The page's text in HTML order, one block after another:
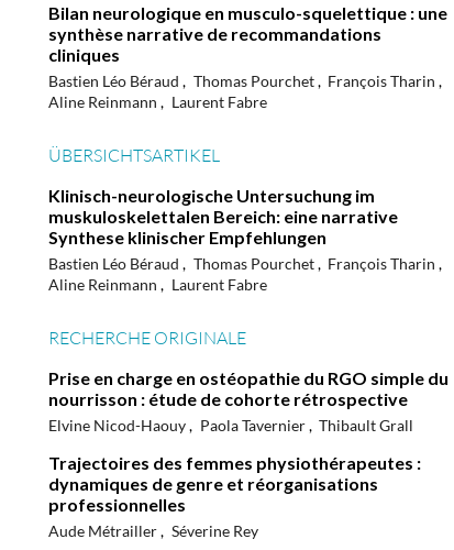
Bilan neurologique en musculo-squelettique : une
synthèse narrative de recommandations
cliniques
Bastien Léo Béraud Thomas Pourchet
François Tharin
Aline Reinmann
Laurent Fabre
ÜBERSICHTSARTIKEL
Klinisch-neurologische Untersuchung im
muskuloskelettalen Bereich: eine narrative
Synthese klinischer Empfehlungen
Bastien Léo Béraud Thomas Pourchet
François Tharin
Aline Reinmann
Laurent Fabre
RECHERCHE ORIGINALE
Prise en charge en ostéopathie du RGO simple du
nourrisson : étude de cohorte rétrospective
Elvine Nicod-Haouy Paola Tavernier Thibault Grall
Trajectoires des femmes physiothérapeutes :
dynamiques de genre et réorganisations
professionnelles
Aude Métrailler Séverine Rey